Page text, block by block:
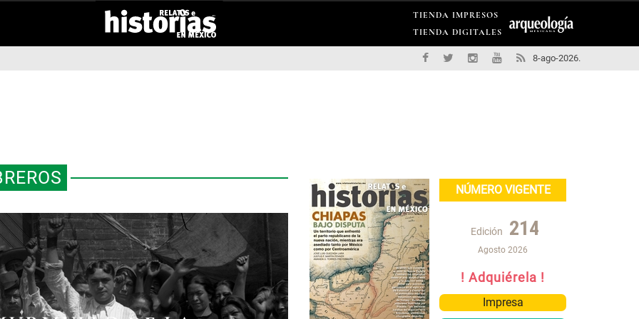
TIENDA IMPRESOS
TIENDA DIGITALES
8-ago-2026.
NÚMERO VIGENTE
Edición 214
Agosto 2026
! Adquiérela !
Impresa